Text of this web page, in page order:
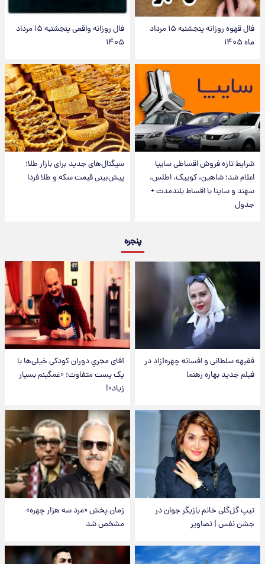
فال قهوه روزانه پنجشنبه ۱۵ مرداد
ماه ۱۴۰۵
فال روزانه واقعی پنجشنبه ۱۵ مرداد
۱۴۰۵
شرایط تازه فروش اقساطی سایپا
اعلام شد؛ شاهین، کوییک، اطلس،
سهند و ساینا با اقساط بلندمدت +
جدول
سیگنال‌های جدید برای بازار طلا؛
پیش‌بینی قیمت سکه و طلا فردا
پنجره
فقیهه سلطانی و افسانه چهره‌آزاد در
فیلم جدید بهاره رهنما
آقای مجریِ دوران کودکی خیلی‌ها با
یک پست متفاوت؛ «غمگینم بسیار
زیاد»!
تیپ گل‌گلی خانم بازیگر جوان در
جشن نفس | تصاویر
زمان پخش «مرد سه هزار چهره»
مشخص شد